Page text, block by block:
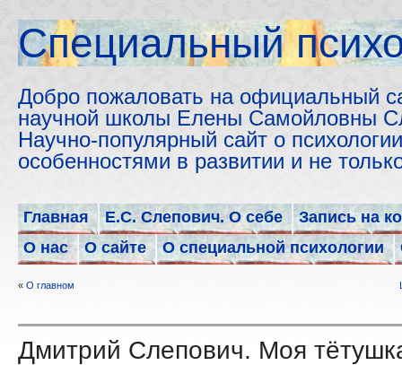
Cпециальный
Добро пожаловать на официальный
научной школы Елены Самойловны
Научно-популярный сайт о
особенностями в развитии и не
Главная Е.С. Слепович. О себе
Запись на
О нас
О сайте О специальной психологии
« О главном
Дмитрий Слепович. Моя